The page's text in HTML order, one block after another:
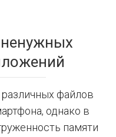
ненужных
файлов
однако в
памяти